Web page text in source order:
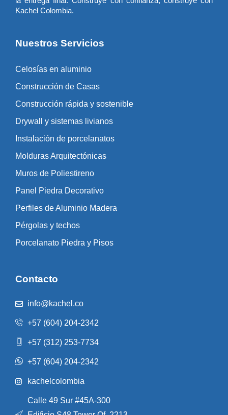
Kachel Colombia.
Nuestros Servicios
Celosías en aluminio
Construcción de Casas
Construcción rápida y sostenible
Drywall y sistemas livianos
Instalación de porcelanatos
Molduras Arquitectónicas
Muros de Poliestireno
Panel Piedra Decorativo
Perfiles de Aluminio Madera
Pérgolas y techos
Porcelanato Piedra y Pisos
Contacto
info@kachel.co
+57 (604) 204-2342
+57 (312) 253-7734
+57 (604) 204-2342
kachelcolombia
Calle 49 Sur #45A-300